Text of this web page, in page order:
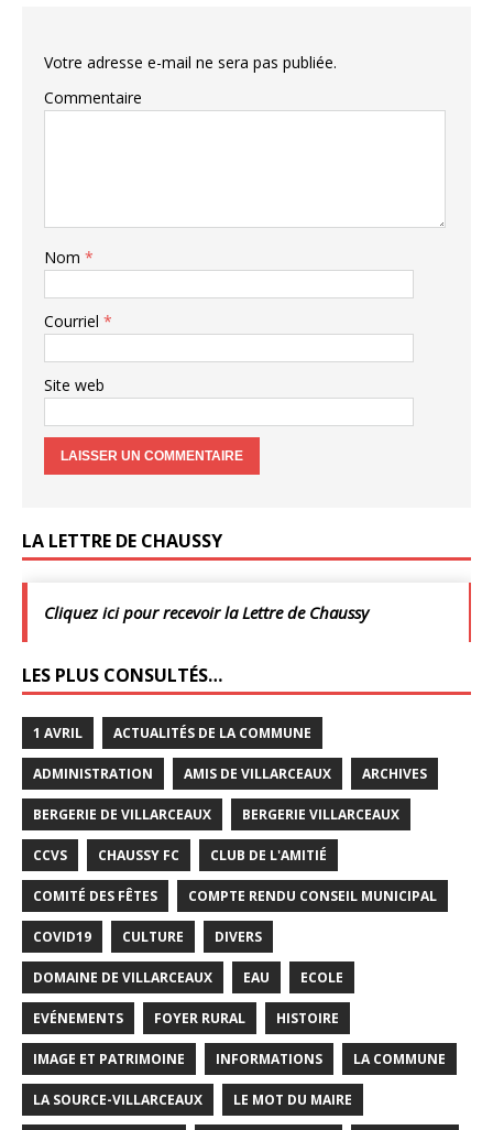
Votre adresse e-mail ne sera pas publiée.
Commentaire
Nom *
Courriel *
Site web
LA LETTRE DE CHAUSSY
Cliquez ici pour recevoir la Lettre de Chaussy
LES PLUS CONSULTÉS…
1 AVRIL ACTUALITÉS DE LA COMMUNE
ADMINISTRATION AMIS DE VILLARCEAUX ARCHIVES
BERGERIE DE VILLARCEAUX BERGERIE VILLARCEAUX
CCVS CHAUSSY FC CLUB DE L'AMITIÉ
COMITÉ DES FÊTES COMPTE RENDU CONSEIL MUNICIPAL
COVID19 CULTURE DIVERS
DOMAINE DE VILLARCEAUX EAU ECOLE
EVÉNEMENTS FOYER RURAL HISTOIRE
IMAGE ET PATRIMOINE INFORMATIONS LA COMMUNE
LA SOURCE-VILLARCEAUX LE MOT DU MAIRE